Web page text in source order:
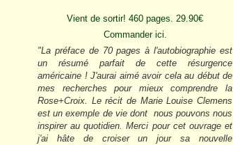
Vient de sortir! 460 pages. 29.90€
Commander ici.
"La préface de 70 pages à l'autobiographie est
un résumé parfait de cette résurgence
américaine ! J'aurai aimé avoir cela au début de
mes recherches pour mieux comprendre la
Rose+Croix. Le récit de Marie Louise Clemens
est un exemple de vie dont nous pouvons nous
inspirer au quotidien. Merci pour cet ouvrage et
j'ai hâte de croiser un jour sa nouvelle